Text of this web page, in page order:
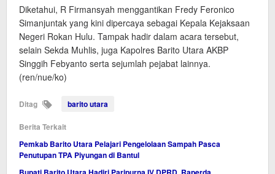
Diketahui, R Firmansyah menggantikan Fredy Feronico
Simanjuntak yang kini dipercaya sebagai Kepala Kejaksaan
Negeri Rokan Hulu. Tampak hadir dalam acara tersebut,
selain Sekda Muhlis, juga Kapolres Barito Utara AKBP
Singgih Febyanto serta sejumlah pejabat lainnya.
(ren/nue/ko)
Ditag barito utara
Berita Terkait
Pemkab Barito Utara Pelajari Pengelolaan Sampah Pasca
Penutupan TPA Piyungan di Bantul